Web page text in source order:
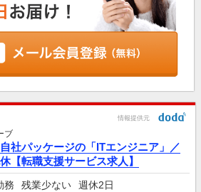
情報提供元
ブ
社パッケージの「ITエンジニア」／
【転職支援サービス求人】
務 残業少ない
週休2日